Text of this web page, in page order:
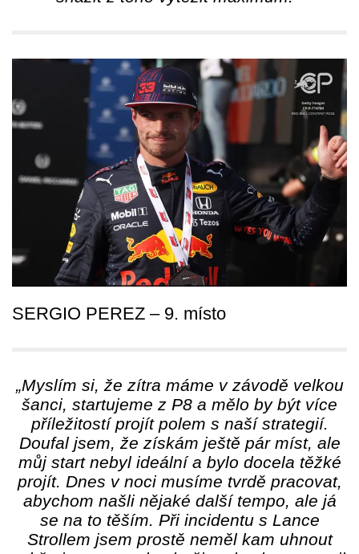
SERGIO PEREZ – 9. místo
„Myslím si, že zítra máme v závodě velkou
šanci, startujeme z P8 a mělo by být více
příležitostí projít polem s naší strategií.
Doufal jsem, že získám ještě pár míst, ale
můj start nebyl ideální a bylo docela těžké
projít. Dnes v noci musíme tvrdě pracovat,
abychom našli nějaké další tempo, ale já
se na to těším. Při incidentu s Lance
Strollem jsem prostě neměl kam uhnout